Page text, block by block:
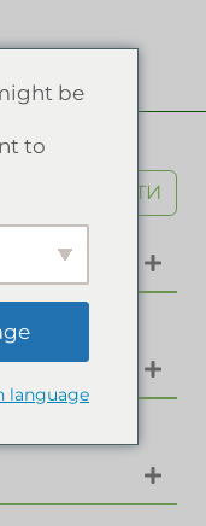
ШУКАТИ
be
to
language